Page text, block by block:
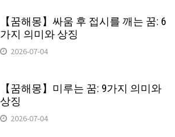
【꿈해몽】싸움 후 접시를 깨는 꿈: 6
가지 의미와 상징
2026-07-04
【꿈해몽】미루는 꿈: 9가지 의미와
상징
2026-07-04